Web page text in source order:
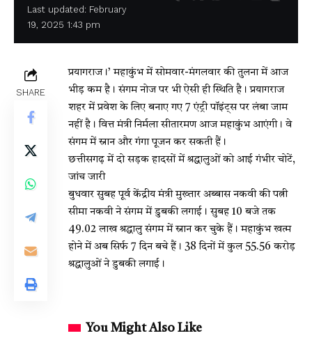
Last updated: February
19, 2025 1:43 pm
SHARE
प्रयागराज।’ महाकुंभ में सोमवार-मंगलवार की तुलना में आज
भीड़ कम है। संगम नोज पर भी ऐसी ही स्थिति है। प्रयागराज
शहर में प्रवेश के लिए बनाए गए 7 एंट्री पॉइंट्स पर लंबा जाम
नहीं है। वित्त मंत्री निर्मला सीतारमण आज महाकुंभ आएंगी। वे
संगम में स्नान और गंगा पूजन कर सकती हैं।
छत्तीसगढ़ में दो सड़क हादसों में श्रद्धालुओं को आई गंभीर चोटें,
जांच जारी
बुधवार सुबह पूर्व केंद्रीय मंत्री मुख्तार अब्बास नकवी की पत्नी
सीमा नकवी ने संगम में डुबकी लगाई। सुबह 10 बजे तक
49.02 लाख श्रद्धालु संगम में स्नान कर चुके हैं। महाकुंभ खत्म
होने में अब सिर्फ 7 दिन बचे हैं। 38 दिनों में कुल 55.56 करोड़
श्रद्धालुओं ने डुबकी लगाई।
You Might Also Like